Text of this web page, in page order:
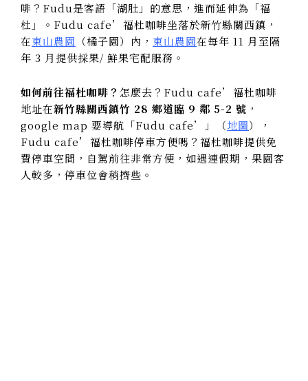
啡？Fudu是客語「湖肚」的意思，進而延伸為「福
杜」。Fudu cafe’福杜咖啡坐落於新竹縣關西鎮，
在東山農園 （橘子園）內， 東山農園在每年 11 月至隔
年 3 月提供採果/ 鮮果宅配服務。
如何前往福杜咖啡？ 怎麼去？Fudu cafe’福杜咖啡
地址在新竹縣關西鎮竹 28 鄉道臨 9 鄰 5-2 號 ，
google map 要導航「Fudu cafe’」（地圖），
Fudu cafe’福杜咖啡停車方便嗎？福杜咖啡提供免
費停車空間，自駕前往非常方便，如遇連假期，果園客
人較多，停車位會稍擠些。